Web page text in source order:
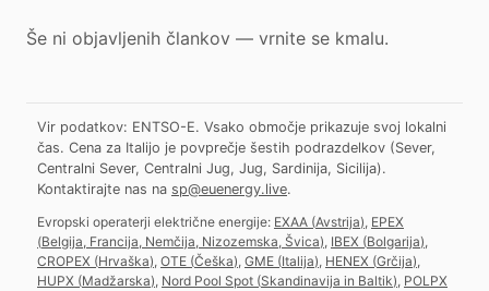
Še ni objavljenih člankov — vrnite se kmalu.
Vir podatkov: ENTSO-E. Vsako območje prikazuje svoj lokalni
čas. Cena za Italijo je povprečje šestih podrazdelkov (Sever,
Centralni Sever, Centralni Jug, Jug, Sardinija, Sicilija).
Kontaktirajte nas na sp@euenergy.live.
Evropski operaterji električne energije: EXAA (Avstrija), EPEX
(Belgija, Francija, Nemčija, Nizozemska, Švica), IBEX (Bolgarija),
CROPEX (Hrvaška), OTE (Češka), GME (Italija), HENEX (Grčija),
HUPX (Madžarska), Nord Pool Spot (Skandinavija in Baltik), POLPX